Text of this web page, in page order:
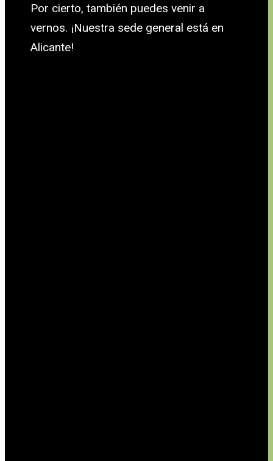
Por cierto, también puedes venir a
vernos. ¡Nuestra sede general está en
Alicante!